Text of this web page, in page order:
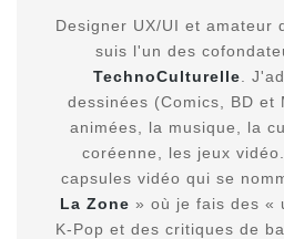
Designer UX/UI et amateur
suis l'un des
TechnoCulturelle .
dessinées (Comics, BD et
animées, la musique, la
coréenne, les jeux
capsules vidéo qui se
La Zone » où je fais des «
K-Pop et des critiques de